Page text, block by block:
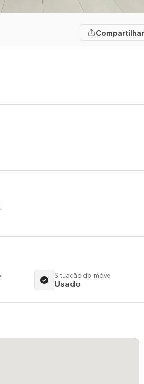
Compartilhar
Situação do Imóvel
Usado